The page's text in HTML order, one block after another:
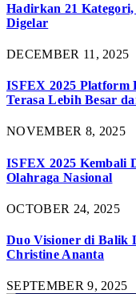
Hadirkan 21
Digelar
DECEMBER 11, 2025
ISFEX 2025 Platform
Terasa Lebih Besar
NOVEMBER 8, 2025
ISFEX 2025 Kembali
Olahraga Nasional
OCTOBER 24, 2025
Duo Visioner di Balik
Christine Ananta
SEPTEMBER 9, 2025